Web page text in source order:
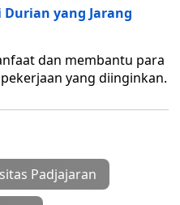
yang Jarang
dan membantu para
yang diinginkan.
Padjajaran